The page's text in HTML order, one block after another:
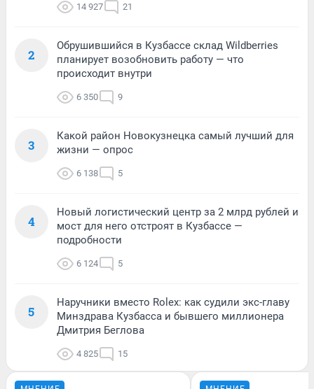
14 927 21
2
Обрушившийся в Кузбассе склад Wildberries
планирует возобновить работу — что
происходит внутри
6 350 9
3
Какой район Новокузнецка самый лучший для
жизни — опрос
6 138 5
4
Новый логистический центр за 2 млрд рублей и
мост для него отстроят в Кузбассе —
подробности
6 124 5
5
Наручники вместо Rolex: как судили экс-главу
Минздрава Кузбасса и бывшего миллионера
Дмитрия Беглова
4 825 15